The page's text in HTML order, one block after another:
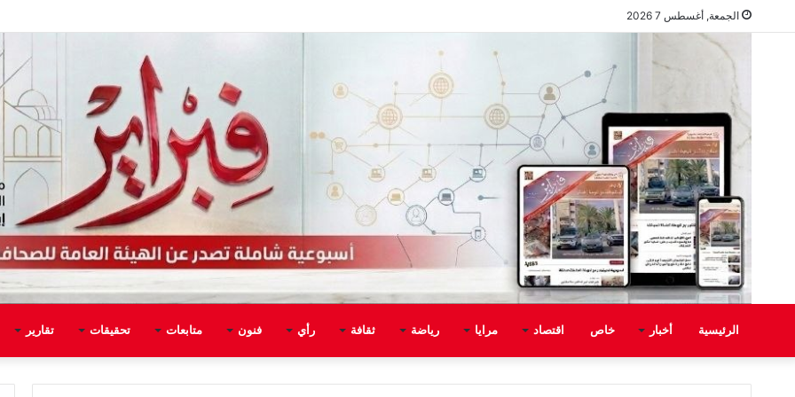
الجمعة, أغسطس 7 2026
الرئيسية أخبار خاص اقتصاد مرايا رياضة ثقافة رأي فنون متابعات تحقيقات تقارير